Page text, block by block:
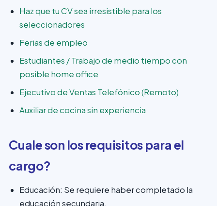
Haz que tu CV sea irresistible para los
seleccionadores
Ferias de empleo
Estudiantes / Trabajo de medio tiempo con
posible home office
Ejecutivo de Ventas Telefónico (Remoto)
Auxiliar de cocina sin experiencia
Cuale son los requisitos para el
cargo?
Educación: Se requiere haber completado la
educación secundaria.